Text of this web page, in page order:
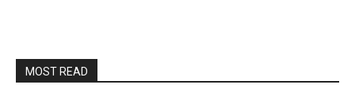
MOST READ